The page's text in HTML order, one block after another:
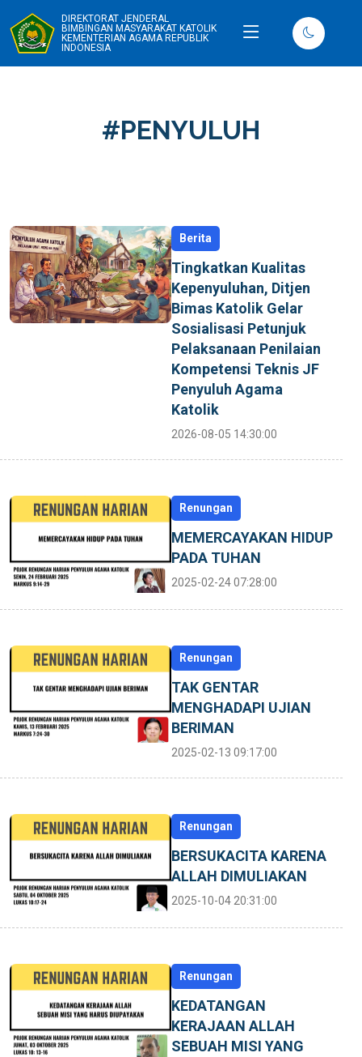
DIREKTORAT JENDERAL
BIMBINGAN MASYARAKAT KATOLIK
KEMENTERIAN AGAMA REPUBLIK
INDONESIA
#PENYULUH
Berita
Tingkatkan Kualitas
Kepenyuluhan, Ditjen
Bimas Katolik Gelar
Sosialisasi Petunjuk
Pelaksanaan Penilaian
Kompetensi Teknis JF
Penyuluh Agama
Katolik
2026-08-05 14:30:00
Renungan
MEMERCAYAKAN HIDUP
PADA TUHAN
2025-02-24 07:28:00
Renungan
TAK GENTAR
MENGHADAPI UJIAN
BERIMAN
2025-02-13 09:17:00
Renungan
BERSUKACITA KARENA
ALLAH DIMULIAKAN
2025-10-04 20:31:00
Renungan
KEDATANGAN
KERAJAAN ALLAH
SEBUAH MISI YANG